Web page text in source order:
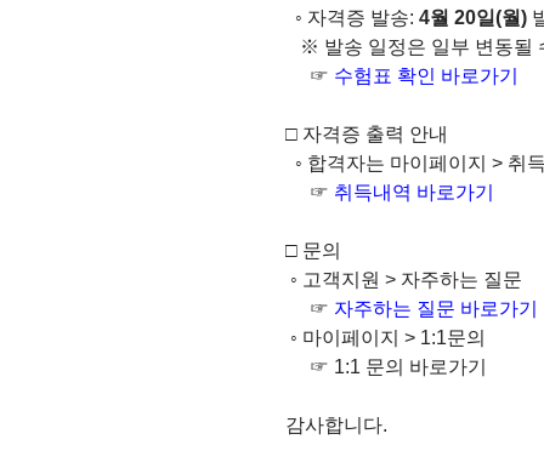
◦ 자격증 발송: 4월 20일(월)
※ 발송 일정은 일부 변동될
☞ 수험표 확인 바로가기
□ 자격증 출력 안내
◦ 합격자는 마이페이지 > 취
☞ 취득내역 바로가기
□ 문의
◦ 고객지원 > 자주하는 질문
☞ 자주하는 질문 바로가기
◦ 마이페이지 > 1:1문의
☞ 1:1 문의 바로가기
감사합니다.